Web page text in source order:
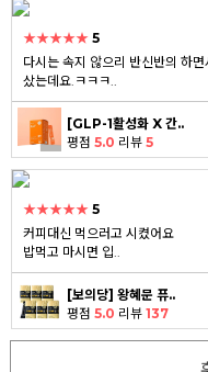
★★★★★ 5
다시는 속지 않으리 반신반의 하면
샀는데요.ㅋㅋㅋ..
[GLP-1활성화 X 간..
평점 5.0 리뷰 5
★★★★★ 5
커피대신 먹으러고 시켰어요
밥먹고 마시면 입..
[보의당] 왕혜문 퓨..
평점 5.0 리뷰 137